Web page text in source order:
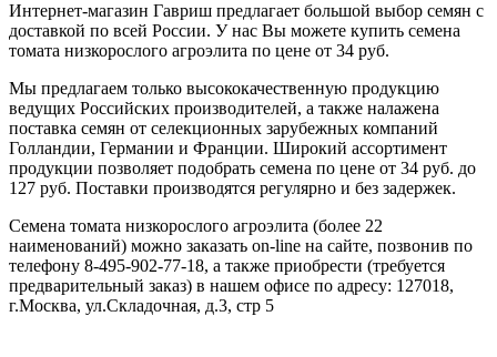
Интернет-магазин Гавриш предлагает большой выбор семян с
доставкой по всей России. У нас Вы можете купить семена
томата низкорослого агроэлита по цене от 34 руб.
Мы предлагаем только высококачественную продукцию
ведущих Российских производителей, а также налажена
поставка семян от селекционных зарубежных компаний
Голландии, Германии и Франции. Широкий ассортимент
продукции позволяет подобрать семена по цене от 34 руб. до
127 руб. Поставки производятся регулярно и без задержек.
Семена томата низкорослого агроэлита (более 22
наименований) можно заказать on-line на сайте, позвонив по
телефону 8-495-902-77-18, а также приобрести (требуется
предварительный заказ) в нашем офисе по адресу: 127018,
г.Москва, ул.Складочная, д.3, стр 5